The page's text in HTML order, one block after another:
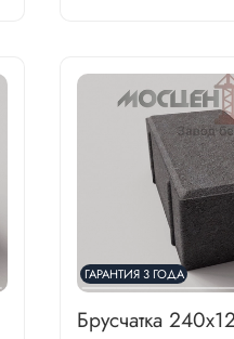
ГАРАНТИЯ 3 ГОДА
Брусчатка